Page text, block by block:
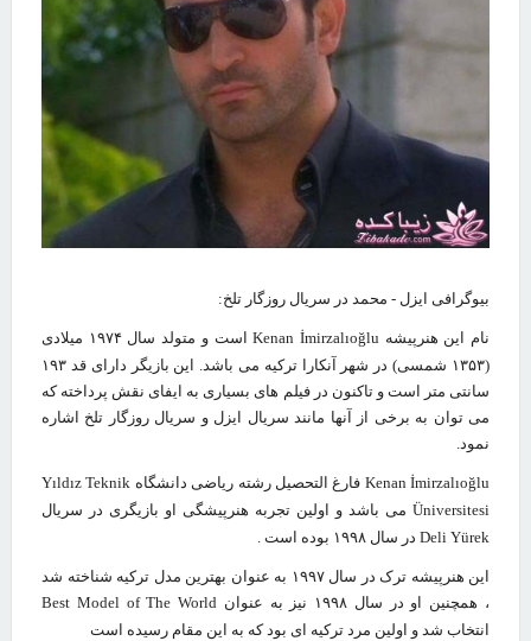
بیوگرافی ایزل - محمد در سریال روزگار تلخ:
نام این هنرپیشه
است و متولد سال ۱۹۷۴ میلادی
(۱۳۵۳ شمسی) در شهر آنکارا ترکیه می باشد. این بازیگر دارای قد ۱۹۳
سانتی متر است و تاکنون در فیلم های بسیاری به ایفای نقش پرداخته که
می توان به برخی از آنها مانند سریال ایزل و سریال روزگار تلخ اشاره
نمود.
Kenan İmirzalıoğlu فارغ التحصیل رشته ریاضی دانشگاه Yıldız Teknik
Üniversitesi می باشد و اولین تجربه هنرپیشگی او بازیگری در سریال
Deli Yürek در سال ۱۹۹۸ بوده است .
این هنرپیشه ترک در سال ۱۹۹۷ به عنوان بهترین مدل ترکیه شناخته شد
، همچنین او در سال ۱۹۹۸ نیز به عنوان
انتخاب شد و اولین مرد ترکیه ای بود که به این مقام رسیده است